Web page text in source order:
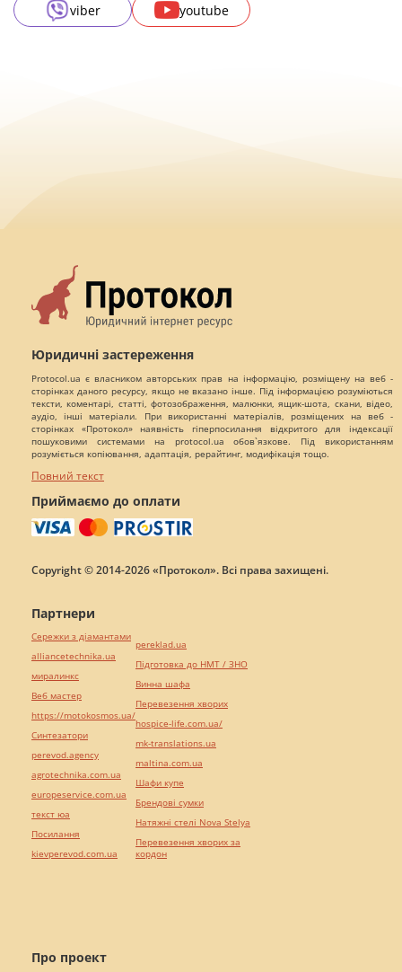
viber
youtube
Юридичні застереження
Protocol.ua є власником авторських прав на інформацію, розміщену на веб -
сторінках даного ресурсу, якщо не вказано інше. Під інформацією розуміються
тексти, коментарі, статті, фотозображення, малюнки, ящик-шота, скани, відео,
аудіо, інші матеріали. При використанні матеріалів, розміщених на веб -
сторінках «Протокол» наявність гіперпосилання відкритого для індексації
пошуковими системами на protocol.ua обов`язкове. Під використанням
розуміється копіювання, адаптація, рерайтинг, модифікація тощо.
Повний текст
Приймаємо до оплати
Copyright © 2014-2026 «Протокол». Всі права захищені.
Про проект
Партнери
Сережки з діамантами
alliancetechnika.ua
миралинкс
Веб мастер
https://motokosmos.ua/
Синтезатори
perevod.agency
agrotechnika.com.ua
europeservice.com.ua
текст юа
Посилання
kievperevod.com.ua
pereklad.ua
Підготовка до НМТ / ЗНО
Винна шафа
Перевезення хворих
hospice-life.com.ua/
mk-translations.ua
maltina.com.ua
Шафи купе
Брендові сумки
Натяжні стелі Nova Stelya
Перевезення хворих за
кордон